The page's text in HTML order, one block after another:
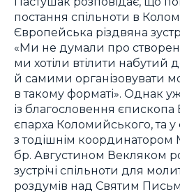
постання спільноти в
Європейська різдвяна
«Ми не думали про
ми хотіли втілити набутий
й самими організовувати
в такому форматі». Однак
із благословення єпископа
єпарха Коломийського, та у
з тодішнім координатором
бр. Августином Векляком
зустрічі спільноти для
роздумів над Святим